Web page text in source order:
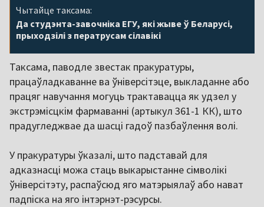
Чытайце таксама:
Да студэнта-завочніка ЕГУ, які жыве ў Беларусі,
прыходзілі з ператрусам сілавікі
Таксама, паводле звестак пракуратуры,
працаўладкаванне ва ўніверсітэце, выкладанне або
працяг навучання могуць трактавацца як удзел у
экстрэмісцкім фармаванні (артыкул 361-1 КК), што
прадугледжвае да шасці гадоў пазбаўлення волі.
У пракуратуры ўказалі, што падставай для
адказнасці можа стаць выкарыстанне сімволікі
ўніверсітэту, распаўсюд яго матэрыялаў або нават
падпіска на яго інтэрнэт-рэсурсы.